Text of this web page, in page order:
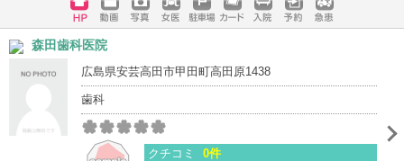
ホームペ
ージ
動画 写真 女医 駐車場
クレジッ
入院 予約 急患
森田歯科医院
広島県安芸高田市甲田町高田原1438
歯科
クチコミ
0件